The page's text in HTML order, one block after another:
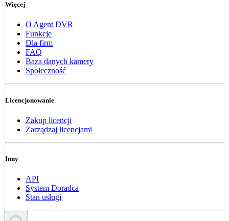
Więcej
O Agent DVR
Funkcje
Dla firm
FAQ
Baza danych kamery
Społeczność
Licencjonowanie
Zakup licencji
Zarządzaj licencjami
Inny
API
System Doradca
Stan usługi